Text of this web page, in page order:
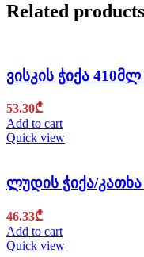
Related products
ვისკის ჭიქა
53.30₾
Add to cart
Quick view
ლუდის ჭიქა/
46.33₾
Add to cart
Quick view